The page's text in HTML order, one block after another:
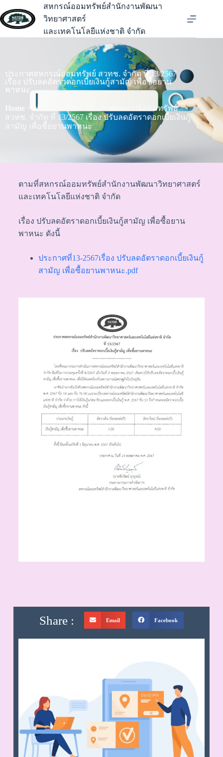
สหกรณ์ออมทรัพย์สำนักงานพัฒนา
วิทยาศาสตร์
และเทคโนโลยีแห่งชาติ จำกัด
ประกาศสหกรณ์ออมทรัพย์ สวทช. จำกัด ที่ 13/2567
เรื่อง ปรับลดอัตราดอกเบี้ยเงินกู้สามัญ เพื่อซื้อยาน
พาหนะ
Home > ข่าว/ประกาศ > ประกาศสหกรณ์ออมทรัพย์
สวทช. จำกัด ที่ 13/2567 เรื่อง ปรับลดอัตราดอกเบี้ยเงินกู้
สามัญ เพื่อซื้อยานพาหนะ
ตามที่สหกรณ์ออมทรัพย์สำนักงานพัฒนาวิทยาศาสตร์
และเทคโนโลยีแห่งชาติ จำกัด
เรื่อง ปรับลดอัตราดอกเบี้ยเงินกู้สามัญ เพื่อซื้อยาน
พาหนะ ดังนี้
ประกาศที่13-2567เรื่อง ปรับลดอัตราดอกเบี้ยเงินกู้
สามัญ เพื่อซื้อยานพาหนะ.pdf
Share : Email Facebook